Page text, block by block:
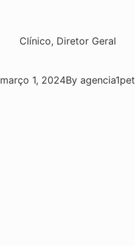
Clínico, Diretor Geral
março 1, 2024By agencia1pet